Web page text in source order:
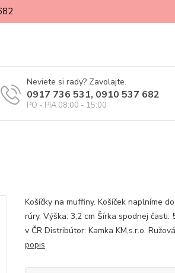
Neviete si rady? Zavolajte.
0917 736 531, 0910 537 682
PO - PIA 08:00 - 15:00
Košíčky na muffiny. Košíček naplníme
rúry. Výška: 3,2 cm Šírka spodnej časti:
v ČR Distribútor: Kamka KM,s.r.o.
popis